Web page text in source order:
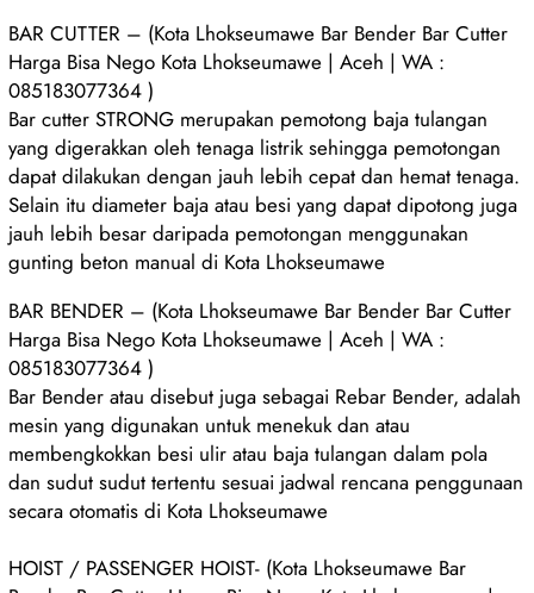
BAR CUTTER – (Kota Lhokseumawe Bar Bender Bar Cutter
Harga Bisa Nego Kota Lhokseumawe | Aceh | WA :
085183077364 )
Bar cutter STRONG merupakan pemotong baja tulangan
yang digerakkan oleh tenaga listrik sehingga pemotongan
dapat dilakukan dengan jauh lebih cepat dan hemat tenaga.
Selain itu diameter baja atau besi yang dapat dipotong juga
jauh lebih besar daripada pemotongan menggunakan
gunting beton manual di Kota Lhokseumawe
BAR BENDER – (Kota Lhokseumawe Bar Bender Bar Cutter
Harga Bisa Nego Kota Lhokseumawe | Aceh | WA :
085183077364 )
Bar Bender atau disebut juga sebagai Rebar Bender, adalah
mesin yang digunakan untuk menekuk dan atau
membengkokkan besi ulir atau baja tulangan dalam pola
dan sudut sudut tertentu sesuai jadwal rencana penggunaan
secara otomatis di Kota Lhokseumawe
HOIST / PASSENGER HOIST- (Kota Lhokseumawe Bar